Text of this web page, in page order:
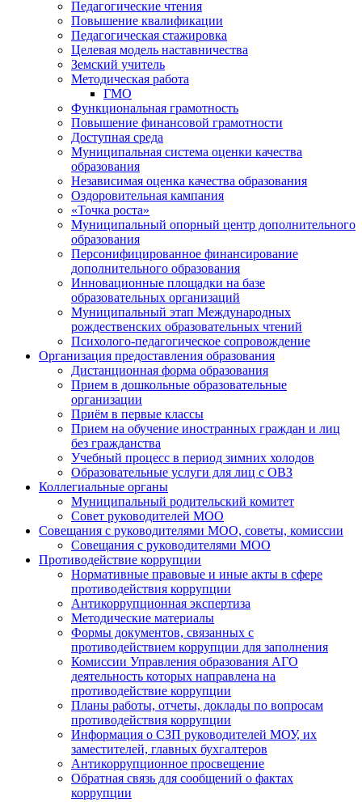
Педагогические чтения
Повышение квалификации
Педагогическая стажировка
Целевая модель наставничества
Земский учитель
Методическая работа
ГМО
Функциональная грамотность
Повышение финансовой грамотности
Доступная среда
Муниципальная система оценки качества
образования
Независимая оценка качества образования
Оздоровительная кампания
«Точка роста»
Муниципальный опорный центр дополнительного
образования
Персонифицированное финансирование
дополнительного образования
Инновационные площадки на базе
образовательных организаций
Муниципальный этап Международных
рождественских образовательных чтений
Психолого-педагогическое сопровождение
Организация предоставления образования
Дистанционная форма образования
Прием в дошкольные образовательные
организации
Приём в первые классы
Прием на обучение иностранных граждан и лиц
без гражданства
Учебный процесс в период зимних холодов
Образовательные услуги для лиц с ОВЗ
Коллегиальные органы
Муниципальный родительский комитет
Совет руководителей МОО
Совещания с руководителями МОО, советы, комиссии
Совещания с руководителями МОО
Противодействие коррупции
Нормативные правовые и иные акты в сфере
противодействия коррупции
Антикоррупционная экспертиза
Методические материалы
Формы документов, связанных с
противодействием коррупции для заполнения
Комиссии Управления образования АГО
деятельность которых направлена на
противодействие коррупции
Планы работы, отчеты, доклады по вопросам
противодействия коррупции
Информация о СЗП руководителей МОУ, их
заместителей, главных бухгалтеров
Антикоррупционное просвещение
Обратная связь для сообщений о фактах
коррупции